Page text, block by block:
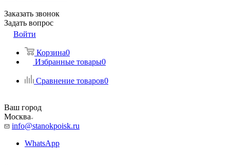
Заказать звонок
Задать вопрос
Войти
Корзина0
Избранные товары0
Сравнение товаров0
Ваш город
Москва
info@stanokpoisk.ru
WhatsApp